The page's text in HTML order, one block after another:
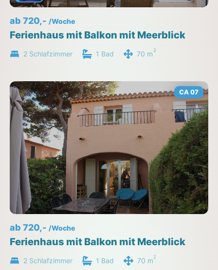
ab 720,- /Woche
Ferienhaus mit Balkon mit Meerblick
2 Schlafzimmer 1 Bad 70 m 2
CA 07
ab 720,- /Woche
Ferienhaus mit Balkon mit Meerblick
2 Schlafzimmer 1 Bad 70 m2